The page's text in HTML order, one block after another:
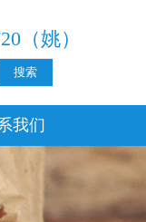
（姚）
搜索
我们